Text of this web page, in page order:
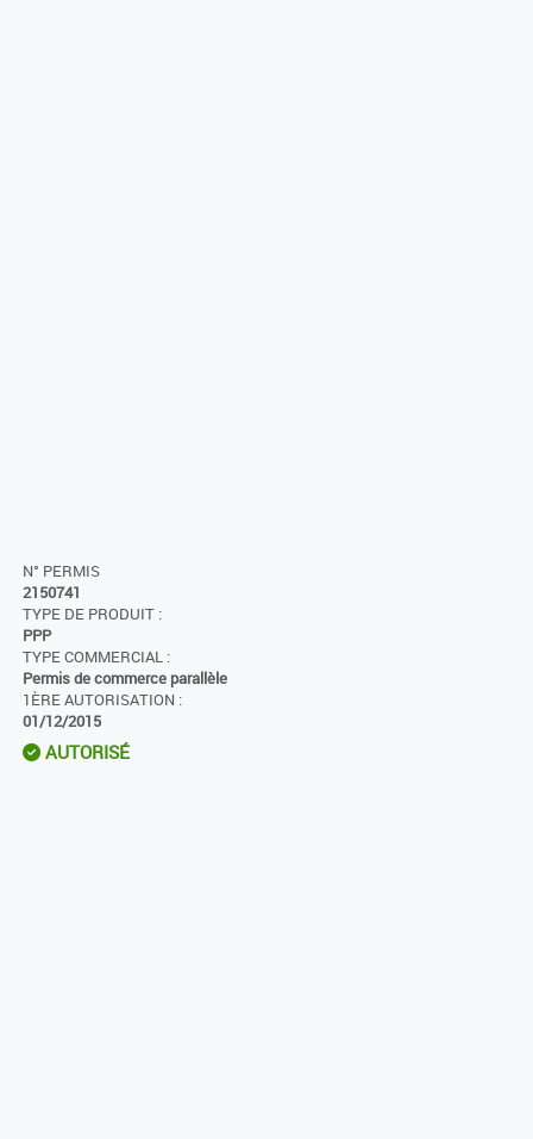
N° PERMIS
2150741
TYPE DE PRODUIT :
PPP
TYPE COMMERCIAL :
Permis de commerce parallèle
1ÈRE AUTORISATION :
01/12/2015
AUTORISÉ